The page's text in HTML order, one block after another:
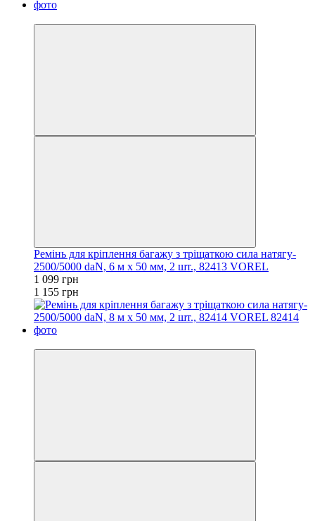
Ремінь для кріплення багажу з тріщаткою сила натягу-
2500/5000 daN, 6 м х 50 мм, 2 шт., 82413 VOREL
1 099 грн
1 155 грн